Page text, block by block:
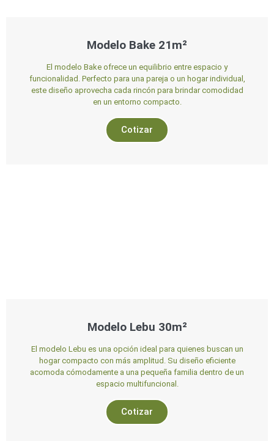
Modelo Bake 21m²
El modelo Bake ofrece un equilibrio entre espacio y
funcionalidad. Perfecto para una pareja o un hogar individual,
este diseño aprovecha cada rincón para brindar comodidad
en un entorno compacto.
Cotizar
Modelo Lebu 30m²
El modelo Lebu es una opción ideal para quienes buscan un
hogar compacto con más amplitud. Su diseño eficiente
acomoda cómodamente a una pequeña familia dentro de un
espacio multifuncional.
Cotizar